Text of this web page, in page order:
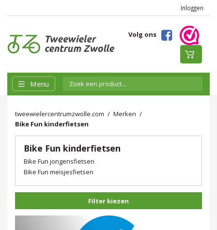
Inloggen
Volg ons
Menu
tweewielercentrumzwolle.com
Merken
Bike Fun kinderfietsen
Bike Fun kinderfietsen
Bike Fun jongensfietsen
Bike Fun meisjesfietsen
Filter kiezen